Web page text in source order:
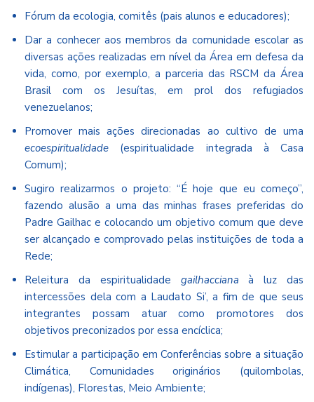
Fórum da ecologia, comitês (pais alunos e educadores);
Dar a conhecer aos membros da comunidade escolar as
diversas ações realizadas em nível da Área em defesa da
vida, como, por exemplo, a parceria das RSCM da Área
Brasil com os Jesuítas, em prol dos refugiados
venezuelanos;
Promover mais ações direcionadas ao cultivo de uma
ecoespiritualidade (espiritualidade integrada à Casa
Comum);
Sugiro realizarmos o projeto: “É hoje que eu começo”,
fazendo alusão a uma das minhas frases preferidas do
Padre Gailhac e colocando um objetivo comum que deve
ser alcançado e comprovado pelas instituições de toda a
Rede;
Releitura da espiritualidade gailhacciana à luz das
intercessões dela com a Laudato Si’, a fim de que seus
integrantes possam atuar como promotores dos
objetivos preconizados por essa encíclica;
Estimular a participação em Conferências sobre a situação
Climática, Comunidades originários (quilombolas,
indígenas), Florestas, Meio Ambiente;